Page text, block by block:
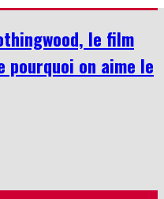
le film
pourquoi on aime le